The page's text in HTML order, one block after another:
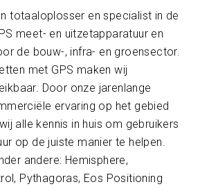
totaaloplosser en specialist in de
meet- en uitzetapparatuur en
de bouw-, infra- en groensector.
met GPS maken wij
Door onze jarenlange
ervaring op het gebied
alle kennis in huis om gebruikers
op de juiste manier te helpen.
andere: Hemisphere,
Pythagoras, Eos Positioning